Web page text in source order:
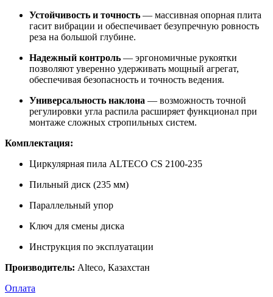
Устойчивость и точность — массивная опорная плита
гасит вибрации и обеспечивает безупречную ровность
реза на большой глубине.
Надежный контроль — эргономичные рукоятки
позволяют уверенно удерживать мощный агрегат,
обеспечивая безопасность и точность ведения.
Универсальность наклона — возможность точной
регулировки угла распила расширяет функционал при
монтаже сложных стропильных систем.
Комплектация:
Циркулярная пила ALTECO CS 2100-235
Пильный диск (235 мм)
Параллельный упор
Ключ для смены диска
Инструкция по эксплуатации
Производитель: Alteco, Казахстан
Оплата